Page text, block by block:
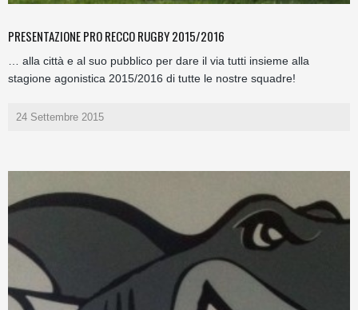
PRESENTAZIONE PRO RECCO RUGBY 2015/2016
… alla città e al suo pubblico per dare il via tutti insieme alla
stagione agonistica 2015/2016 di tutte le nostre squadre!
24 Settembre 2015